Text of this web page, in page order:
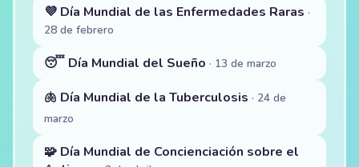
💜 Día Mundial de las Enfermedades Raras ·
28 de febrero
😴 Día Mundial del Sueño · 13 de marzo
🫁 Día Mundial de la Tuberculosis · 24 de
marzo
🧩 Día Mundial de Concienciación sobre el